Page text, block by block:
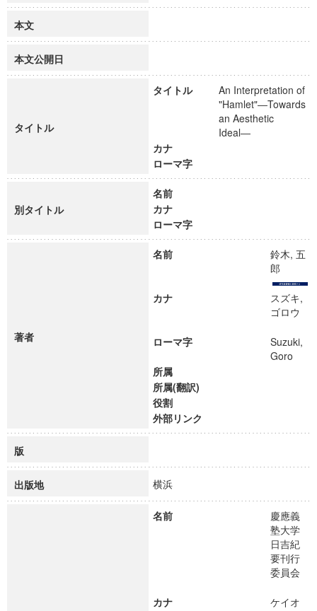
本文
本文公開日
タイトル
タイトル
An Interpretation of
"Hamlet"―Towards
an Aesthetic
Ideal―
カナ
ローマ字
別タイトル
名前
カナ
ローマ字
著者
名前
鈴木, 五
郎
カナ
スズキ,
ゴロウ
ローマ字
Suzuki,
Goro
所属
所属(翻訳)
役割
外部リンク
版
出版地 横浜
名前
慶應義
塾大学
日吉紀
要刊行
委員会
カナ
ケイオ